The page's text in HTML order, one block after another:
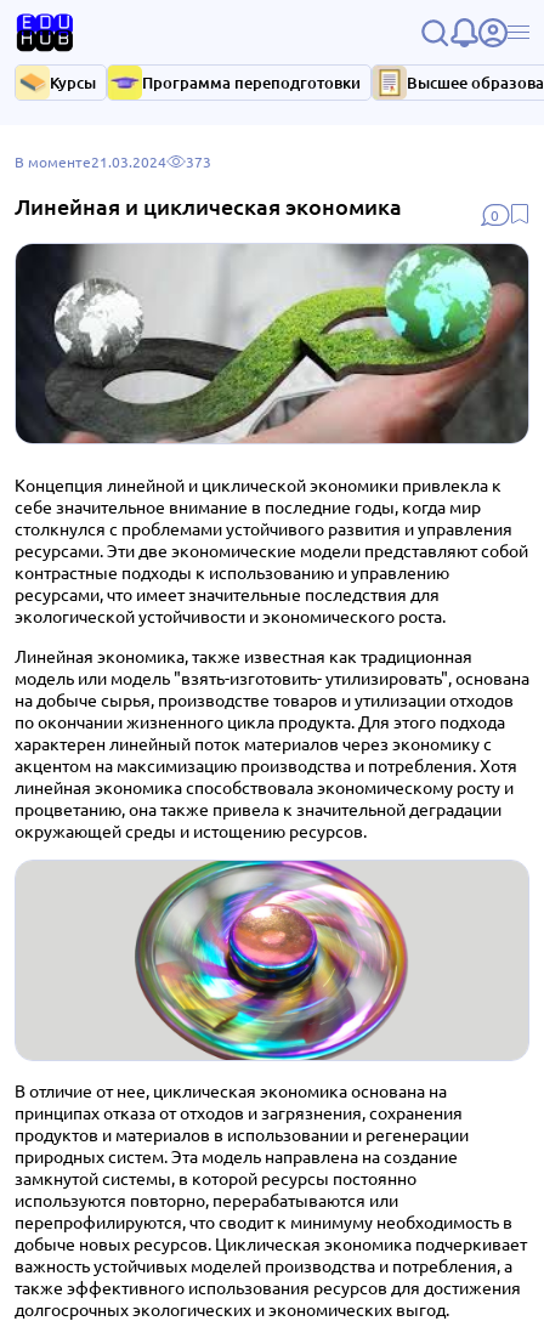
Курсы Программа переподготовки Высшее
0
В моменте21.03.2024 373
Линейная и циклическая экономика
Концепция линейной и циклической экономики привлекла к
себе значительное внимание в последние годы, когда мир
столкнулся с проблемами устойчивого развития и управления
ресурсами. Эти две экономические модели представляют собой
контрастные подходы к использованию и управлению
ресурсами, что имеет значительные последствия для
экологической устойчивости и экономического роста.
Линейная экономика, также известная как традиционная
модель или модель "взять-изготовить- утилизировать", основана
на добыче сырья, производстве товаров и утилизации отходов
по окончании жизненного цикла продукта. Для этого подхода
характерен линейный поток материалов через экономику с
акцентом на максимизацию производства и потребления. Хотя
линейная экономика способствовала экономическому росту и
процветанию, она также привела к значительной деградации
окружающей среды и истощению ресурсов.
В отличие от нее, циклическая экономика основана на
принципах отказа от отходов и загрязнения, сохранения
продуктов и материалов в использовании и регенерации
природных систем. Эта модель направлена на создание
замкнутой системы, в которой ресурсы постоянно
используются повторно, перерабатываются или
перепрофилируются, что сводит к минимуму необходимость в
добыче новых ресурсов. Циклическая экономика подчеркивает
важность устойчивых моделей производства и потребления, а
также эффективного использования ресурсов для достижения
долгосрочных экологических и экономических выгод.